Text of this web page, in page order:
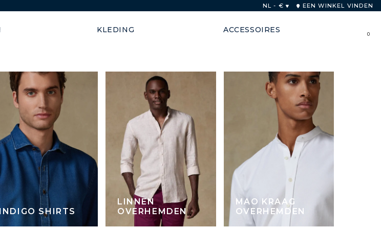
NL - € EEN WINKEL VINDEN
KLEDING ACCESSOIRES 0
INDIGO SHIRTS
LINNEN
OVERHEMDEN
MAO KRAAG
OVERHEMDEN